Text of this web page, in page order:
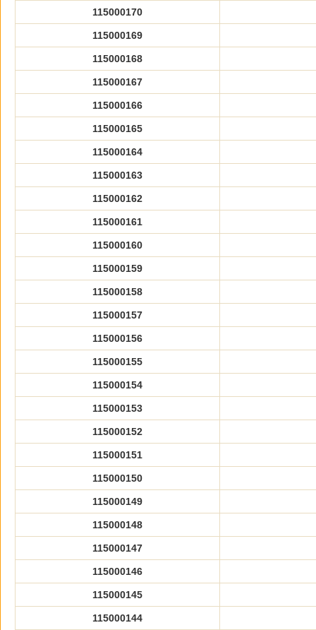
115000170
115000169
115000168
115000167
115000166
115000165
115000164
115000163
115000162
115000161
115000160
115000159
115000158
115000157
115000156
115000155
115000154
115000153
115000152
115000151
115000150
115000149
115000148
115000147
115000146
115000145
115000144